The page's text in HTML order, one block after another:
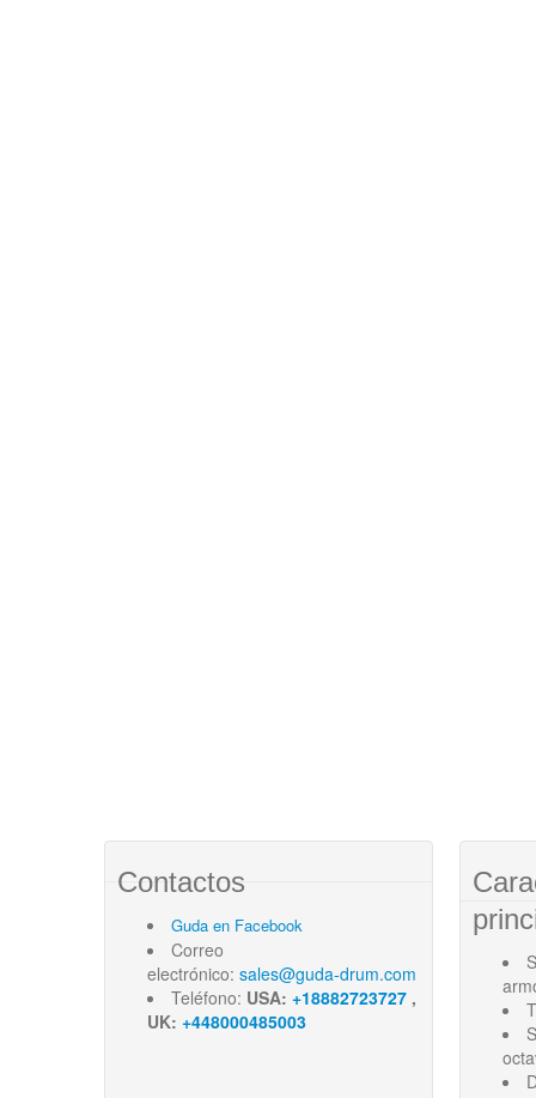
Contactos
Guda en Facebook
Correo
electrónico: sales@guda-drum.com
Teléfono: USA: +18882723727 ,
UK: +448000485003